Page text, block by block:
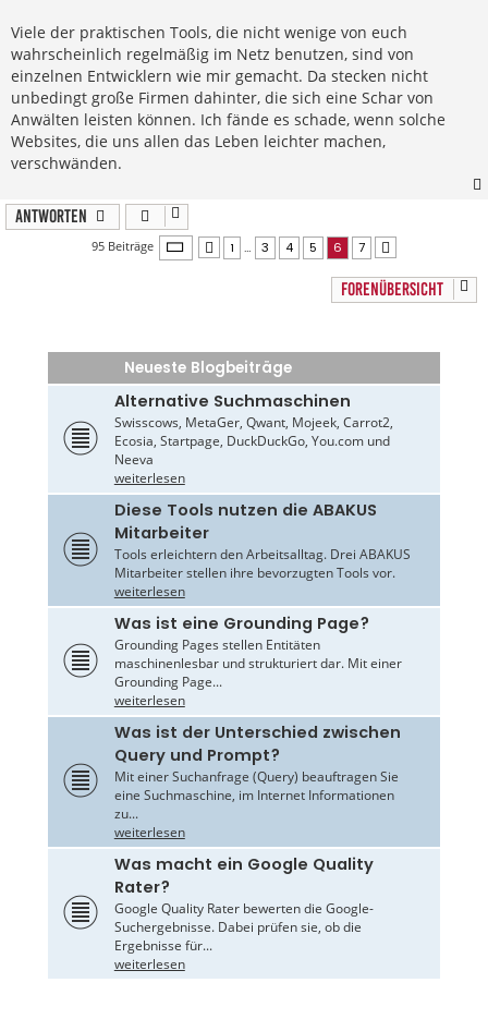
Viele der praktischen Tools, die nicht wenige von euch
wahrscheinlich regelmäßig im Netz benutzen, sind von
einzelnen Entwicklern wie mir gemacht. Da stecken nicht
unbedingt große Firmen dahinter, die sich eine Schar von
Anwälten leisten können. Ich fände es schade, wenn solche
Websites, die uns allen das Leben leichter machen,
verschwänden.
Antworten
95 Beiträge Seite von 7
Vorherige
1 … 3 4 5 6 7
FORENÜBERSICHT
Neueste Blogbeiträge
Alternative Suchmaschinen
Swisscows, MetaGer, Qwant, Mojeek, Carrot2,
Ecosia, Startpage, DuckDuckGo, You.com und
Neeva
weiterlesen
Diese Tools nutzen die ABAKUS
Mitarbeiter
Tools erleichtern den Arbeitsalltag. Drei ABAKUS
Mitarbeiter stellen ihre bevorzugten Tools vor.
weiterlesen
Was ist eine Grounding Page?
Grounding Pages stellen Entitäten
maschinenlesbar und strukturiert dar. Mit einer
Grounding Page...
weiterlesen
Was ist der Unterschied zwischen
Query und Prompt?
Mit einer Suchanfrage (Query) beauftragen Sie
eine Suchmaschine, im Internet Informationen
zu...
weiterlesen
Was macht ein Google Quality
Rater?
Google Quality Rater bewerten die Google-
Suchergebnisse. Dabei prüfen sie, ob die
Ergebnisse für...
weiterlesen